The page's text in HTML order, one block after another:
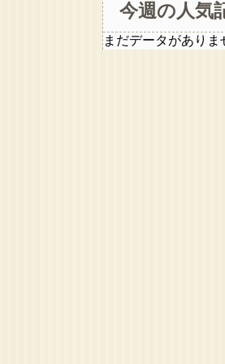
今週の人気
まだデータがありま